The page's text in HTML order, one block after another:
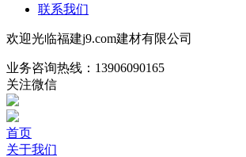
联系我们
欢迎光临福建j9.com建材有限公司
业务咨询热线： 13906090165
关注微信
首页
关于我们